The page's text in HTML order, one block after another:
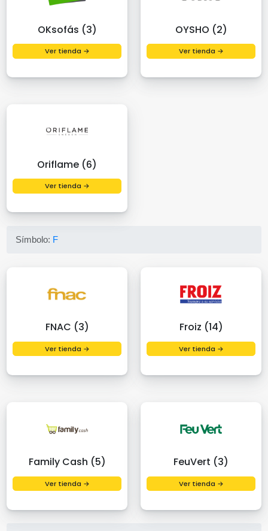
OKsofás (3)
Ver tienda →
OYSHO (2)
Ver tienda →
Oriflame (6)
Ver tienda →
Símbolo: F
FNAC (3)
Ver tienda →
Froiz (14)
Ver tienda →
Family Cash (5)
Ver tienda →
FeuVert (3)
Ver tienda →